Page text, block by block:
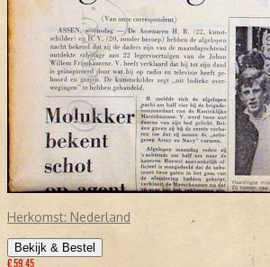
Herkomst: Nederland
Bekijk & Bestel